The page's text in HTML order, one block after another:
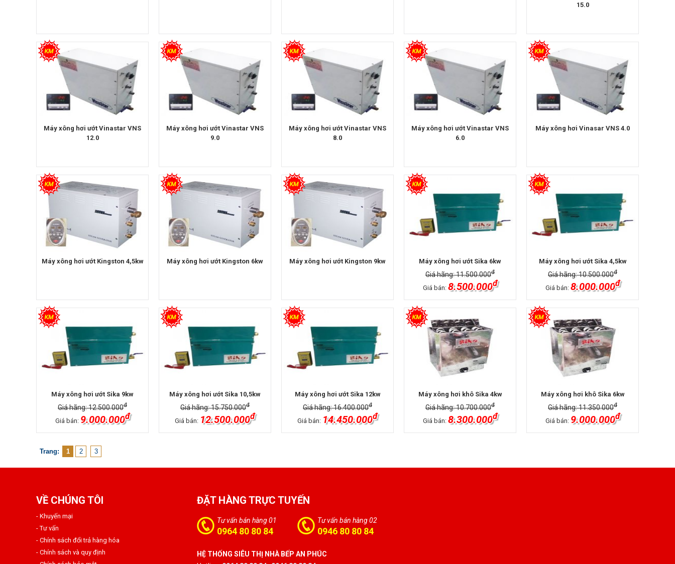
15.0
Máy xông hơi ướt Vinastar VNS
12.0
Máy xông hơi ướt Vinastar VNS
9.0
Máy xông hơi ướt Vinastar VNS
8.0
Máy xông hơi ướt Vinastar VNS
6.0
Máy xông hơi Vinasar VNS 4.0
Máy xông hơi ướt Kingston 4,5kw Máy xông hơi ướt Kingston 6kw Máy xông hơi ướt Kingston 9kw Máy xông hơi ướt Sika 6kw
Giá hãng: 11.500.000đ
Giá bán: 8.500.000đ
Máy xông hơi ướt Sika 4,5kw
Giá hãng: 10.500.000đ
Giá bán: 8.000.000đ
Máy xông hơi ướt Sika 9kw
Giá hãng: 12.500.000đ
Giá bán: 9.000.000đ
Máy xông hơi ướt Sika 10,5kw
Giá hãng: 15.750.000đ
Giá bán: 12.500.000đ
Máy xông hơi ướt Sika 12kw
Giá hãng: 16.400.000đ
Giá bán: 14.450.000đ
Máy xông hơi khô Sika 4kw
Giá hãng: 10.700.000đ
Giá bán: 8.300.000đ
Máy xông hơi khô Sika 6kw
Giá hãng: 11.350.000đ
Giá bán: 9.000.000đ
Trang: 1 2 3
VỀ CHÚNG TÔI
- Khuyến mại
- Tư vấn
- Chính sách đổi trả hàng hóa
- Chính sách và quy định
ĐẶT HÀNG TRỰC TUYẾN
Tư vấn bán hàng 01
0964 80 80 84
Tư vấn bán hàng 02
0946 80 80 84
HỆ THỐNG SIÊU THỊ NHÀ BẾP AN PHÚC